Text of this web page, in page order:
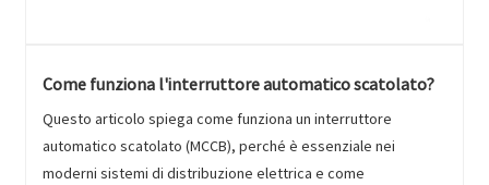
Come funziona l'interruttore automatico scatolato?
Questo articolo spiega come funziona un interruttore
automatico scatolato (MCCB), perché è essenziale nei
moderni sistemi di distribuzione elettrica e come